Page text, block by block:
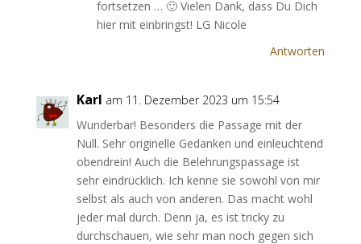
fortsetzen … 🙂 Vielen Dank, dass Du Dich
hier mit einbringst! LG Nicole
Antworten
Karl am 11. Dezember 2023 um 15:54
Wunderbar! Besonders die Passage mit der
Null. Sehr originelle Gedanken und einleuchtend
obendrein! Auch die Belehrungspassage ist
sehr eindrücklich. Ich kenne sie sowohl von mir
selbst als auch von anderen. Das macht wohl
jeder mal durch. Denn ja, es ist tricky zu
durchschauen, wie sehr man noch gegen sich